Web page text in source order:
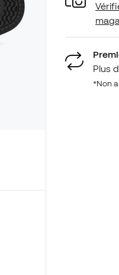
Plus
*Non